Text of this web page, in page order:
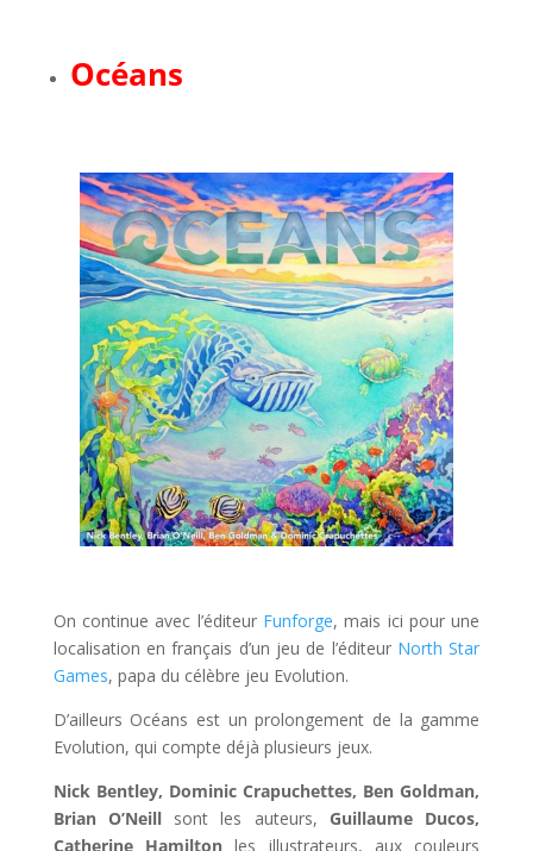
Océans
On continue avec l’éditeur Funforge, mais ici pour une
localisation en français d’un jeu de l’éditeur North Star
Games, papa du célèbre jeu Evolution.
D’ailleurs Océans est un prolongement de la gamme
Evolution, qui compte déjà plusieurs jeux.
Nick Bentley, Dominic Crapuchettes, Ben Goldman,
Brian O’Neill sont les auteurs, Guillaume Ducos,
Catherine Hamilton les illustrateurs, aux couleurs